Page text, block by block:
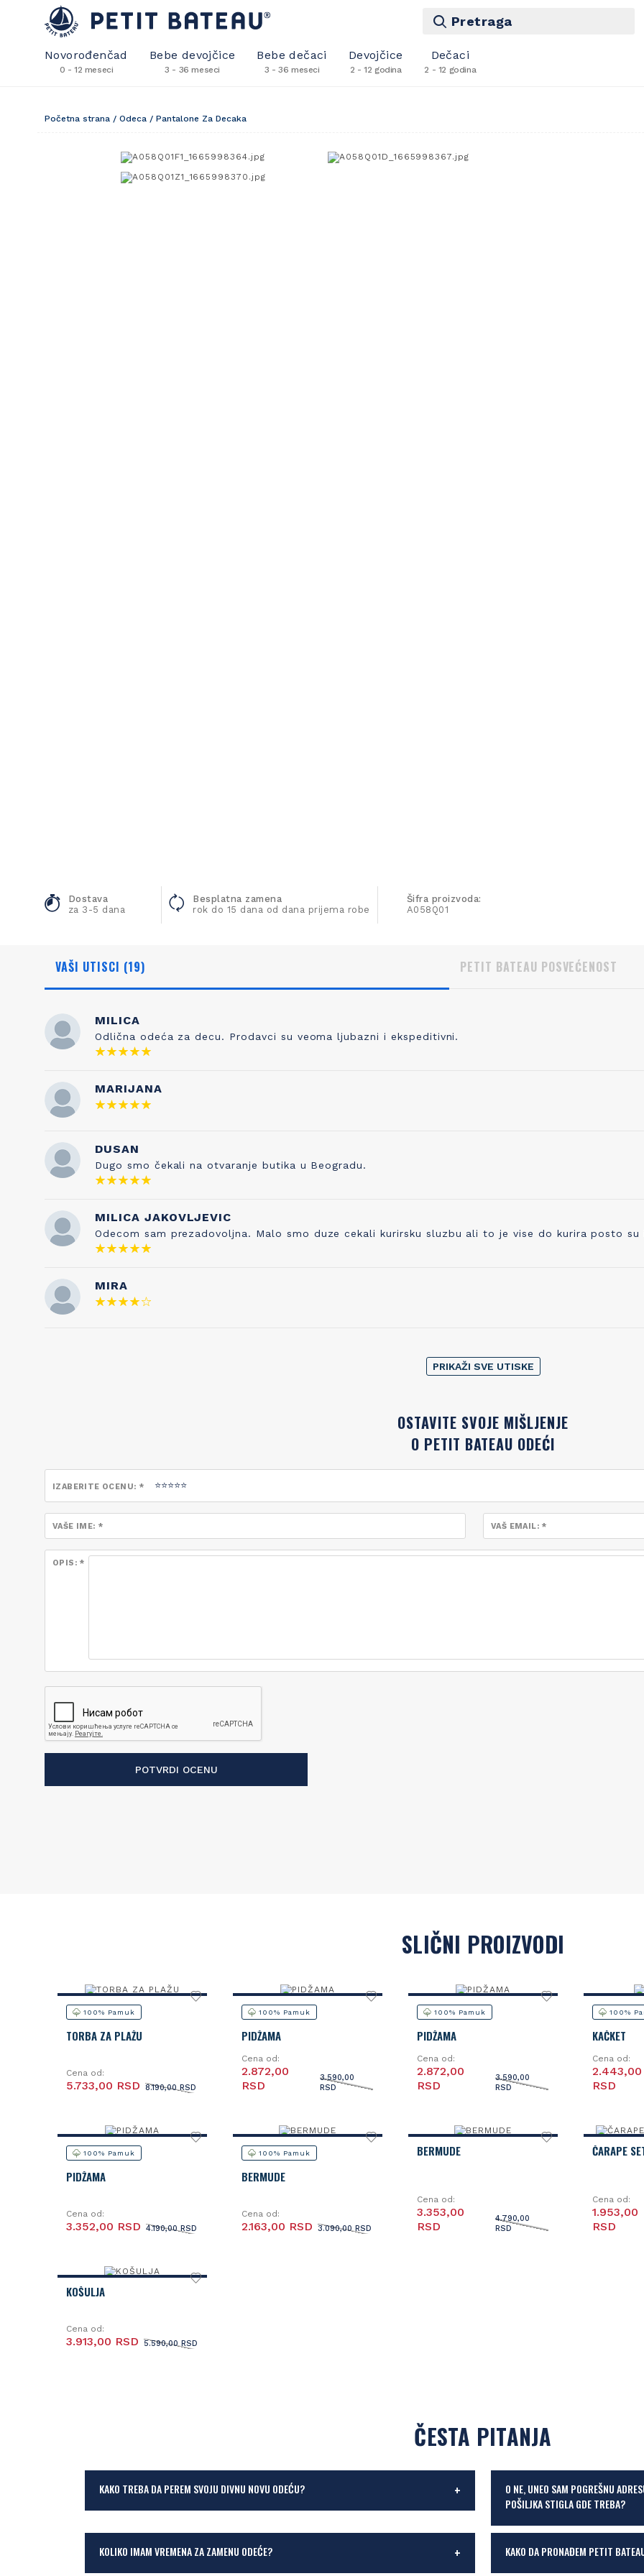
Pretraga
Novorođenčad
0 - 12 meseci
Bebe devojčice
3 - 36 meseci
Bebe dečaci
3 - 36 meseci
Devojčice
2 - 12 godina
Dečaci
2 - 12 godina
Početna strana / Odeca / Pantalone Za Decaka
Dostava
za 3-5 dana
Besplatna zamena
rok do 15 dana od dana prijema robe
Šifra proizvoda:
A058Q01
VAŠI UTISCI (19)
MILICA
Odlična odeća za decu. Prodavci su veoma ljubazni i ekspeditivni.
MARIJANA
DUSAN
Dugo smo čekali na otvaranje butika u Beogradu.
MILICA JAKOVLJEVIC
Odecom sam prezadovoljna. Malo smo duze cekali kurirsku sluzbu ali to je vise do kurira posto
MIRA
PRIKAŽI SVE UTISKE
OSTAVITE SVOJE MIŠLJENJE
O PETIT BATEAU ODEĆI
IZABERITE OCENU: *
VAŠE IME: * VAŠ EMAIL: *
OPIS: *
POTVRDI OCENU
PETIT BATEAU POSVEĆENOST
Otkud ime Petit Bateau? To nema nikakve
veze sa čarapama, prvobitnim poslom
1893. Sve je počelo od njegovog sina
Etiennea, koji je izumeo gaće 1918. godine, a
inspirisan je francuskom vrtićkom
je njegova supruga pevala njihovoj deci. I
tako su brend i ova pesmica postale
neraskidivo povezane!
kvaliteta sve do kraja proizvodne linije. Zato
SLIČNI PROIZVODI
100% Pamuk
TORBA ZA PLAŽU
Cena od:
8.190,00 RSD
5.733,00 RSD
100% Pamuk
PIDŽAMA
Cena od:
3.590,00
RSD
2.872,00
RSD
100% Pamuk
PIDŽAMA
Cena od:
3.590,00
RSD
2.872,00
RSD
100%
KAČKET
Cena od:
2.443,00
RSD
100% Pamuk
PIDŽAMA
Cena od:
4.190,00 RSD
3.352,00 RSD
100% Pamuk
BERMUDE
Cena od:
3.090,00 RSD
2.163,00 RSD
BERMUDE
Cena od:
4.790,00
RSD
3.353,00
RSD
ČARAPE
Cena od:
1.953,00
RSD
KOŠULJA
Cena od:
5.590,00 RSD
3.913,00 RSD
ČESTA PITANJA
KAKO TREBA DA PEREM SVOJU DIVNU NOVU ODEĆU?
O NE, UNEO SAM POGREŠNU
POŠILJKA STIGLA GDE TREBA?
KOLIKO IMAM VREMENA ZA ZAMENU ODEĆE? KAKO DA PRONAĐEM PETIT